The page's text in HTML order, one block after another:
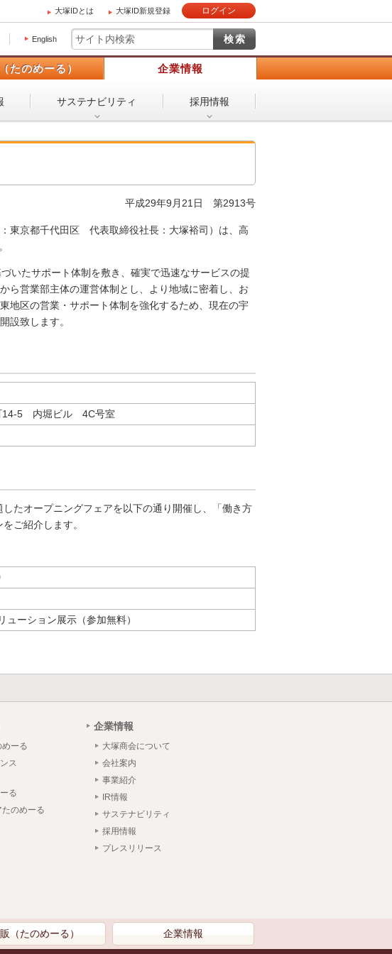
大塚IDとは 大塚ID新規登録 ログイン
English
たのめーる） 企業情報
サステナビリティ 採用情報
平成29年9月21日 第2913号
東京都千代田区 代表取締役社長：大塚裕司）は、高
いたサポート体制を敷き、確実で迅速なサービスの提
ら営業部主体の運営体制とし、より地域に密着し、お
地区の営業・サポート体制を強化するため、現在の宇
設致します。
14-5 内堀ビル 4C号室
たオープニングフェアを以下の通り開催し、「働き方
ご紹介します。
ューション展示（参加無料）
ーる
ス
る
のめーる
企業情報
大塚商会について
会社案内
事業紹介
IR情報
サステナビリティ
採用情報
プレスリリース
（たのめーる） 企業情報